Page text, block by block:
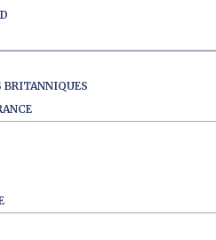
BRITANNIQUES